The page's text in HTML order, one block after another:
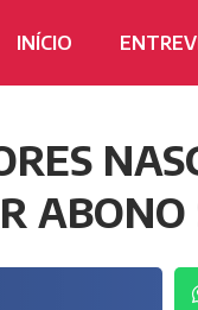
INÍCIO